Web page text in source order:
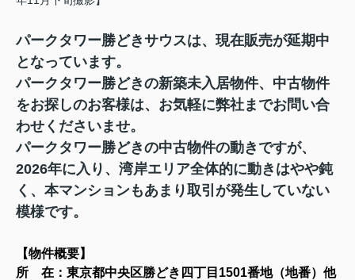
パークタワー勝どきサウスは、現在販売が延期中
となっています。
パークタワー勝どきの新築未入居物件、中古物件
をお探しのお客様は、お気軽に弊社までお問い合
わせくださいませ。
パークタワー勝どきの中古物件の動きですが、
2026年に入り、湾岸エリア全体的に動きはやや鈍
く、本マンションもあまり取引が発生していない
模様です。
【物件概要】
所 在：東京都中央区勝どき四丁目1501番地（地番）他